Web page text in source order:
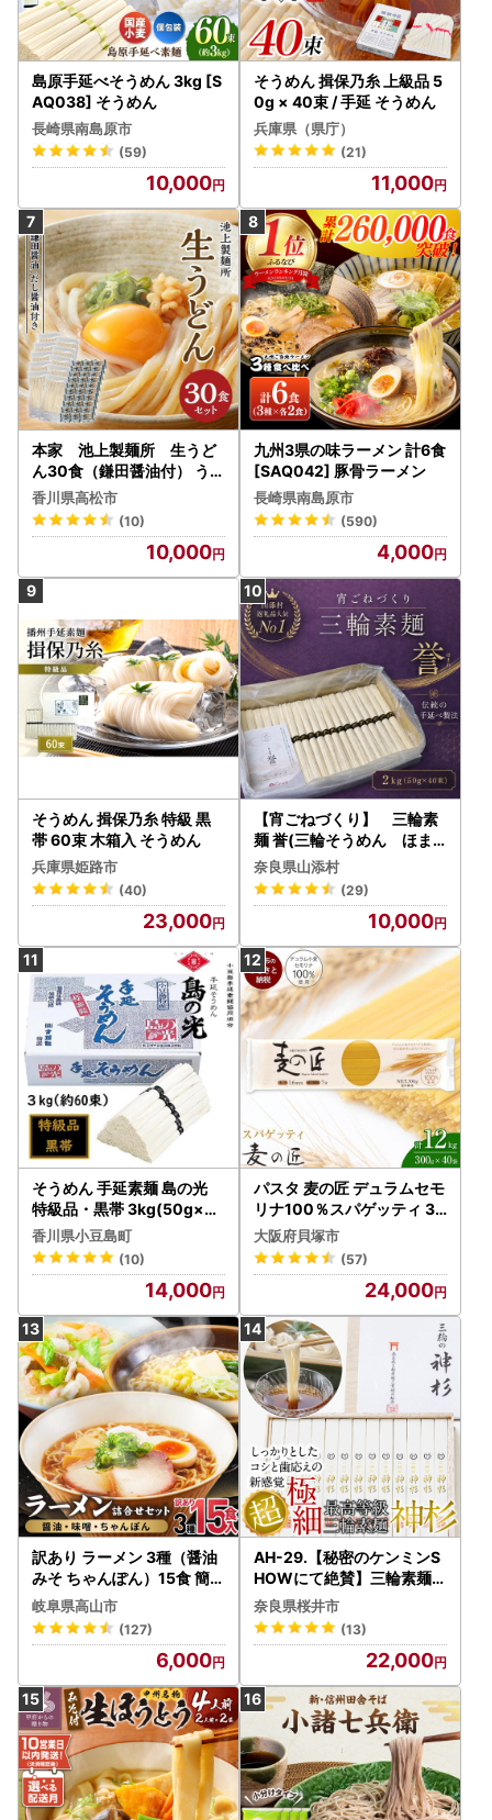
島原手延べそうめん 3kg [S
AQ038] そうめん
長崎県南島原市
(59)
10,000
そうめん 揖保乃糸 上級品 5
0g × 40束 / 手延 そうめん
兵庫県（県庁）
(21)
11,000
本家 池上製麺所 生うど
ん30食（鎌田醤油付） うど
ん
香川県高松市
(10)
10,000
九州3県の味ラーメン 計6食
[SAQ042] 豚骨ラーメン
長崎県南島原市
(590)
4,000
そうめん 揖保乃糸 特級 黒
帯 60束 木箱入 そうめん
兵庫県姫路市
(40)
23,000
【宵ごねづくり】 三輪素
麺 誉(三輪そうめん ほま
れ) 2kg(50g×40束)
奈良県山添村
(29)
10,000
そうめん 手延素麺 島の光
特級品・黒帯 3kg(50g×約
60束) そうめん
香川県小豆島町
(10)
14,000
パスタ 麦の匠 デュラムセモ
リナ100％スパゲッティ 30
0g×40袋 パスタ麺
大阪府貝塚市
(57)
24,000
訳あり ラーメン 3種（醤油
みそ ちゃんぽん）15食 簡易
包装 訳あり ラーメン JM00
2
岐阜県高山市
(127)
6,000
AH-29.【秘密のケンミンS
HOWにて絶賛】三輪素麺
神杉 1300g
奈良県桜井市
(13)
22,000